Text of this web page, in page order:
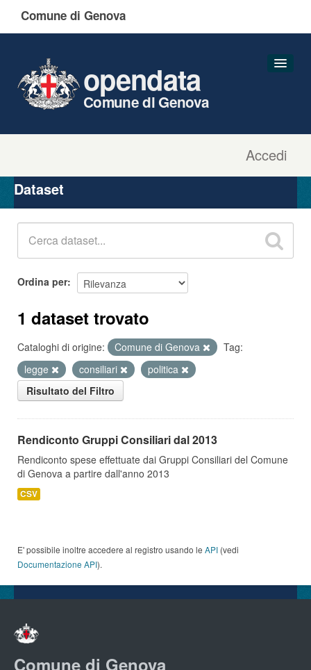
Comune di Genova
Accedi
opendata
Comune di Genova
Organizzazioni
Gruppi
Dataset
Ordina per
1 dataset trovato
Cataloghi di origine: Comune di Genova
Tag:
legge
consiliari
politica
Risultato del Filtro
Rendiconto Gruppi Consiliari dal 2013
Rendiconto spese effettuate dai Gruppi Consiliari del Comune
di Genova a partire dall'anno 2013
CSV
E' possibile inoltre accedere al registro usando le API (vedi
Documentazione API).
Comune di Genova